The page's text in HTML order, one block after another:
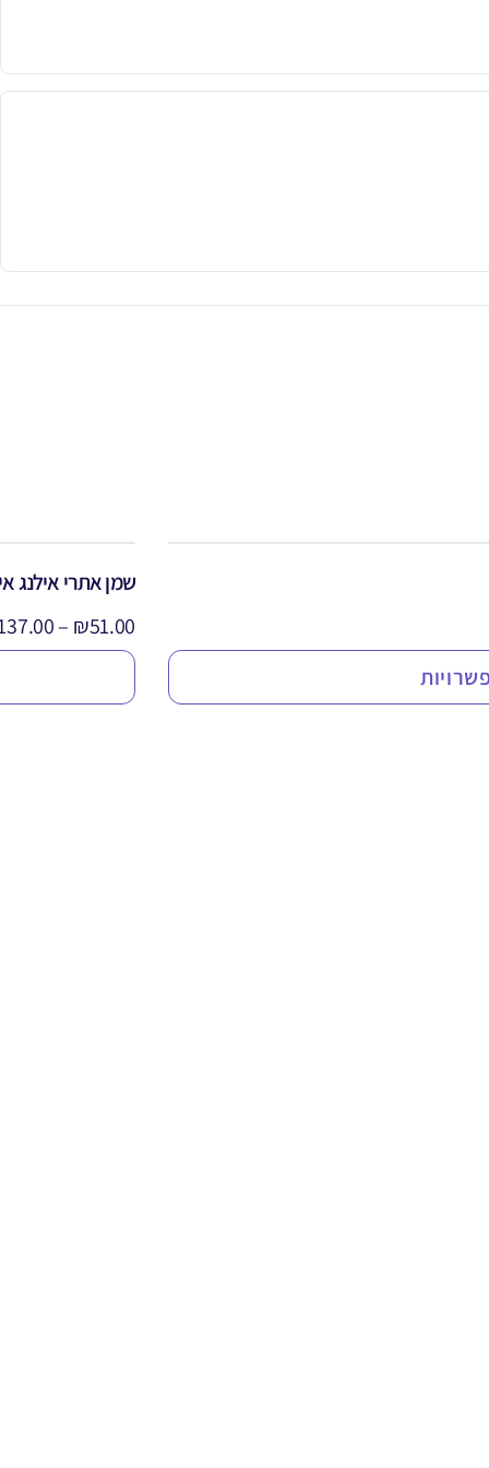
שמן אתרי אילנג
₪51.00
–